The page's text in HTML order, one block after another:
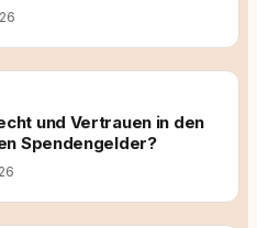
und Vertrauen in den
Spendengelder?